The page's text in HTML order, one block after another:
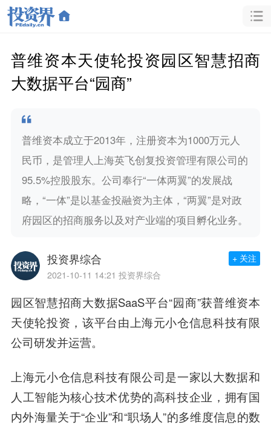
普维资本天使轮投资园区智慧招商
大数据平台“园商”
普维资本成立于2013年，注册资本为1000万元人
民币，是管理人上海英飞创复投资管理有限公司的
95.5%控股股东。公司奉行“一体两翼”的发展战
略，“一体”是以基金投融资为主体，“两翼”是对政
府园区的招商服务以及对产业端的项目孵化业务。
投资界综合
2021-10-11 14:21 投资界综合
+ 关注
园区智慧招商大数据SaaS平台“园商”获普维资本
天使轮投资，该平台由上海元小仓信息科技有限
公司研发并运营。
上海元小仓信息科技有限公司是一家以大数据和
人工智能为核心技术优势的高科技企业，拥有国
内外海量关于“企业”和“职场人”的多维度信息的数